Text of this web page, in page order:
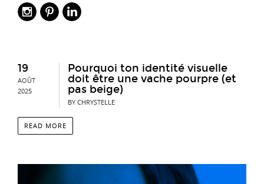
19
AOÛT
2025
Pourquoi ton identité visuelle
doit être une vache pourpre (et
pas beige)
BY CHRYSTELLE
READ MORE